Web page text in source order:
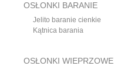
OSŁONKI BARANIE
Jelito baranie cienkie
Kątnica barania
OSŁONKI WIEPRZOWE